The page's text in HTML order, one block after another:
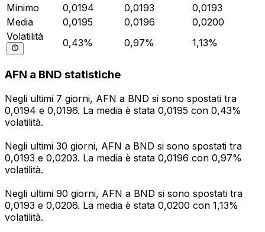
Minimo
0,0194 0,0193
0,0193
Media
0,0195 0,0196
0,0200
Volatilità
0,43% 0,97% 1,13%
AFN a BND statistiche
Negli ultimi 7 giorni, AFN a BND si sono spostati tra
0,0194 e 0,0196. La media è stata 0,0195 con 0,43%
volatilità.
Negli ultimi 30 giorni, AFN a BND si sono spostati tra
0,0193 e 0,0203. La media è stata 0,0196 con 0,97%
volatilità.
Negli ultimi 90 giorni, AFN a BND si sono spostati tra
0,0193 e 0,0206. La media è stata 0,0200 con 1,13%
volatilità.